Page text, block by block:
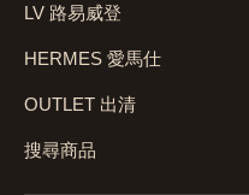
LV 路易威登
HERMES 愛馬仕
OUTLET 出清
搜尋商品